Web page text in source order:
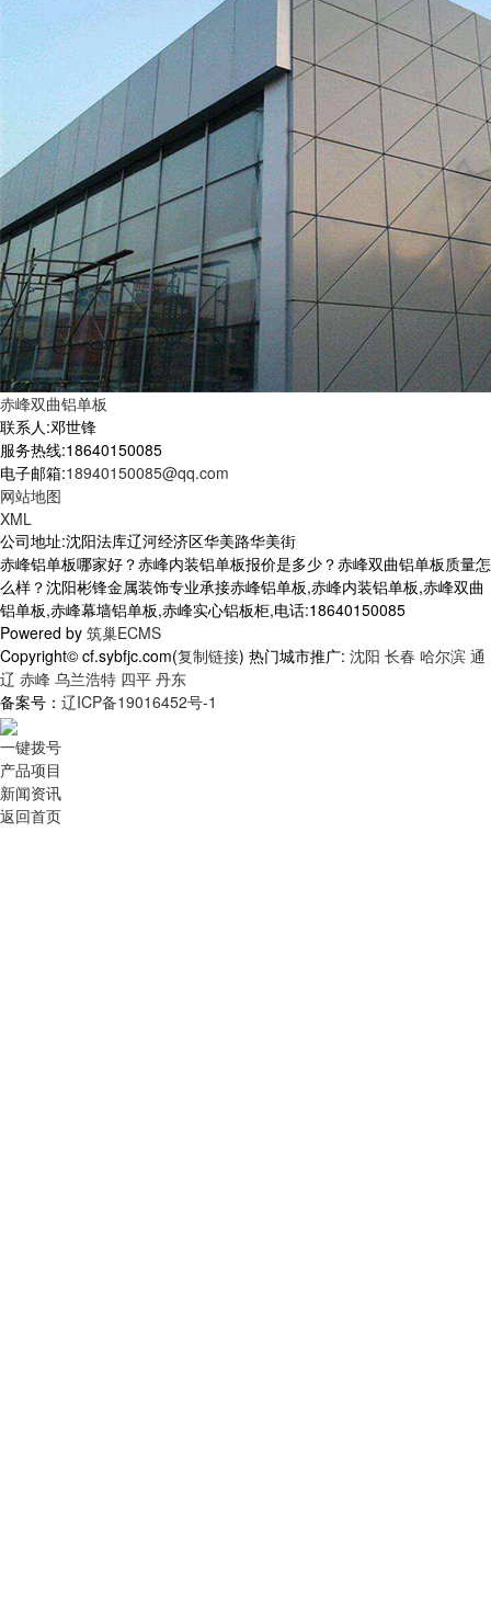
赤峰双曲铝单板
联系人:邓世锋
服务热线:18640150085
电子邮箱:18940150085@qq.com
网站地图
XML
公司地址:沈阳法库辽河经济区华美路华美街
赤峰铝单板哪家好？赤峰内装铝单板报价是多少？赤峰双曲铝单板质量怎
么样？沈阳彬锋金属装饰专业承接赤峰铝单板,赤峰内装铝单板,赤峰双曲
铝单板,赤峰幕墙铝单板,赤峰实心铝板柜,电话:18640150085
Powered by 筑巢ECMS
Copyright© cf.sybfjc.com(复制链接) 热门城市推广: 沈阳 长春 哈尔滨 通
辽 赤峰 乌兰浩特 四平 丹东
备案号： 辽ICP备19016452号-1
一键拨号
产品项目
新闻资讯
返回首页